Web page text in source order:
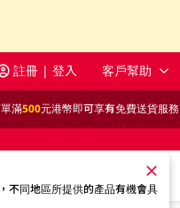
註冊 | 登入 客戶幫助
滿500元港幣即可享有免費送貨服務
不同地區所提供的產品有機會具